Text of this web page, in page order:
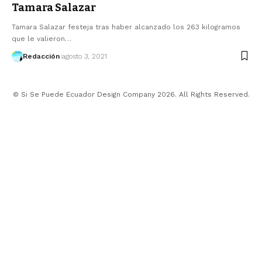
Tamara Salazar
Tamara Salazar festeja tras haber alcanzado los 263 kilogramos
que le valieron…
Redacción agosto 3, 2021
© Si Se Puede Ecuador Design Company 2026. All Rights Reserved.